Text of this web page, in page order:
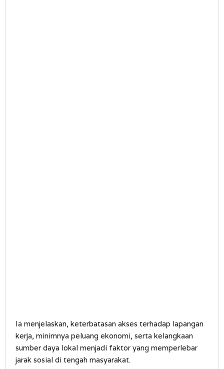
Ia menjelaskan, keterbatasan akses terhadap lapangan
kerja, minimnya peluang ekonomi, serta kelangkaan
sumber daya lokal menjadi faktor yang memperlebar
jarak sosial di tengah masyarakat.